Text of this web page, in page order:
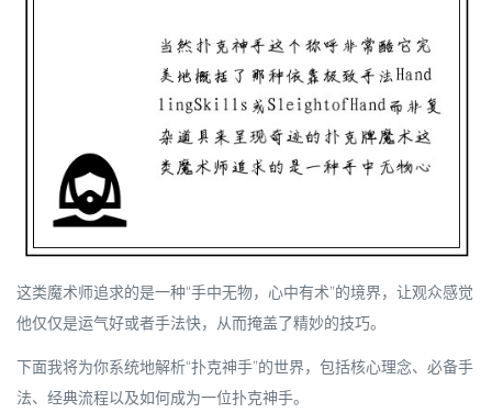
这类魔术师追求的是一种“手中无物，心中有术”的境界，让观众感觉
他仅仅是运气好或者手法快，从而掩盖了精妙的技巧。
下面我将为你系统地解析“扑克神手”的世界，包括核心理念、必备手
法、经典流程以及如何成为一位扑克神手。